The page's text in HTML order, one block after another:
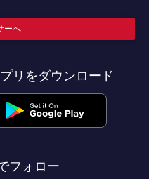
ーへ
リをダウンロード
フォロー